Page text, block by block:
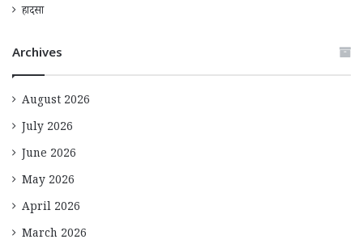
हादसा
Archives
August 2026
July 2026
June 2026
May 2026
April 2026
March 2026